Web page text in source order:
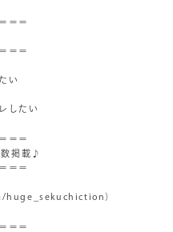
＝＝
＝＝
い
したい
＝＝
掲載♪
＝＝
huge_sekuchiction）
＝＝